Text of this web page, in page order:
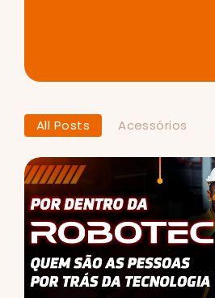
All Posts Acessórios